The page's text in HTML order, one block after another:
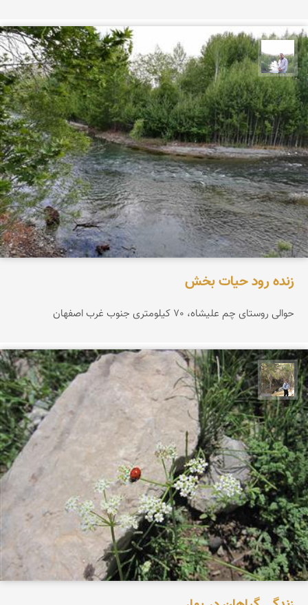
مهرداد زینلیان
زنده رود حیات بخش
حوالی روستای چم علیشاه، 70 کیلومتری جنوب غرب اصفهان
سیدحسین رضوانی